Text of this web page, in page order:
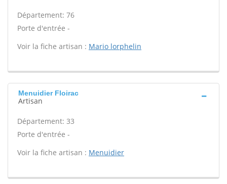
Département: 76
Porte d'entrée -
Voir la fiche artisan : Mario lorphelin
Menuidier Floirac
Artisan
Département: 33
Porte d'entrée -
Voir la fiche artisan : Menuidier